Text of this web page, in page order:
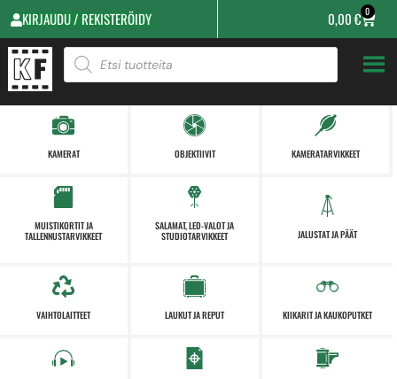
KIRJAUDU / REKISTERÖIDY 0,00€ 0
KAMERAT OBJEKTIIVIT KAMERATARVIKKEET
MUISTIKORTIT JA
TALLENNUSTARVIKKEET
SALAMAT, LED-VALOT JA
STUDIOTARVIKKEET
JALUSTAT JA PÄÄT
VAIHTOLAITTEET LAUKUT JA REPUT KIIKARIT JA KAUKOPUTKET